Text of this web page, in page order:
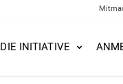
DIE INITIATIVE